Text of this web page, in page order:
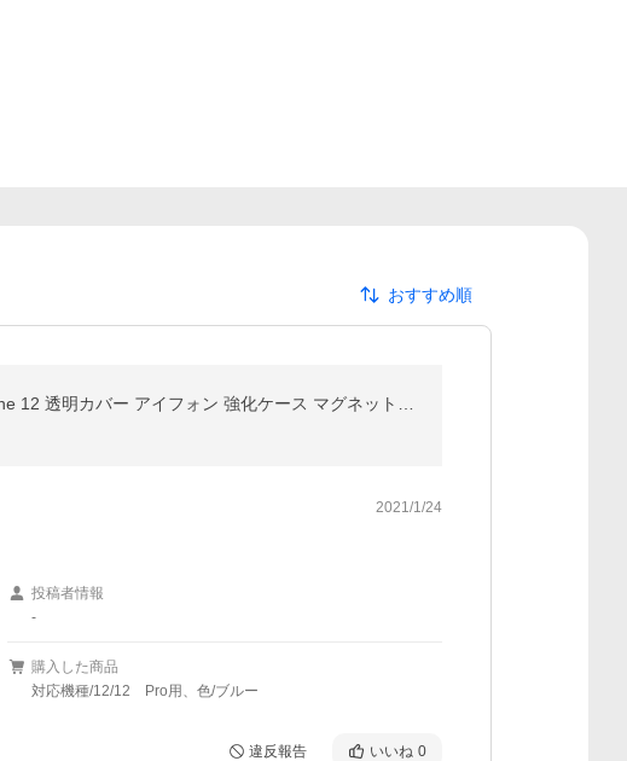
おすすめ順
2021/1/24
投稿者情報
-
購入した商品
対応機種/12/12 Pro用、色/ブルー
違反報告 いいね 0